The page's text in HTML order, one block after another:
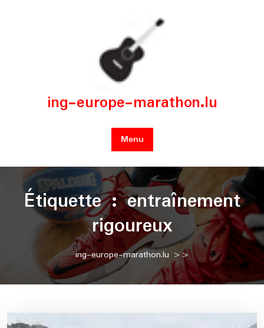
ing-europe-marathon.lu
Menu
Étiquette :entraînement
rigoureux
ing-europe-marathon.lu >>